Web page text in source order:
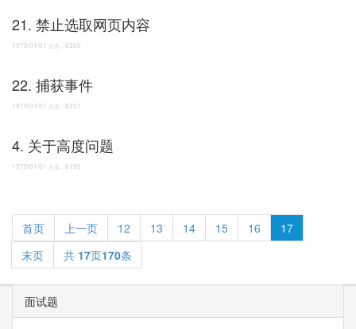
21. 禁止选取网页内容
1970/01/01 点击： 6260
22. 捕获事件
1970/01/01 点击： 6231
4. 关于高度问题
1970/01/01 点击： 6195
首页 上一页 12 13 14 15 16
17
末页
共 17页170条
面试题